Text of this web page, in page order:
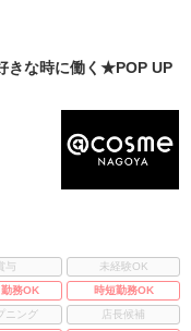
きな時に働く★POP UP
与
未経験OK
務OK
時短勤務OK
ニング
店長候補